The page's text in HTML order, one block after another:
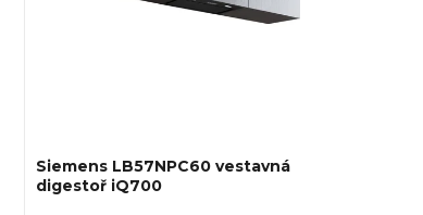
Siemens LB57NPC60 vestavná
digestoř iQ700